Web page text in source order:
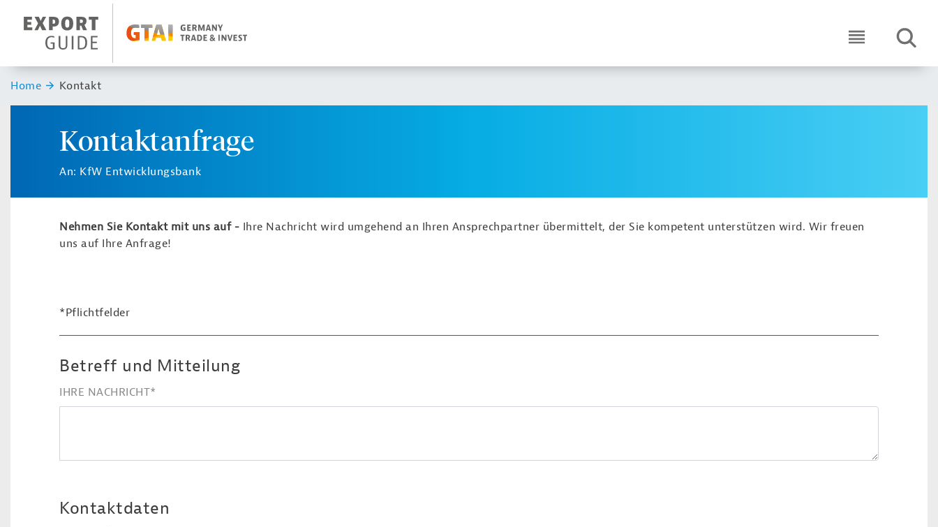
Header Logo
ICON ROUND
Sie sind hier:
Home Kontakt
Kontaktanfrage
An: KfW Entwicklungsbank
Nehmen Sie Kontakt mit uns auf - Ihre Nachricht wird umgehend an Ihren Ansprechpartner übermittelt, der Sie kompetent unterstützen wird. Wir freuen
uns auf Ihre Anfrage!
*Pflichtfelder
Betreff und Mitteilung
IHRE NACHRICHT*
Kontaktdaten